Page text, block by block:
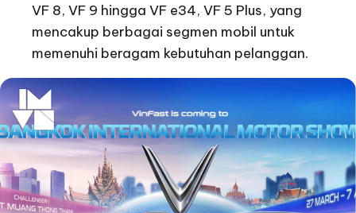
VF 8, VF 9 hingga VF e34, VF 5 Plus, yang
mencakup berbagai segmen mobil untuk
memenuhi beragam kebutuhan pelanggan.